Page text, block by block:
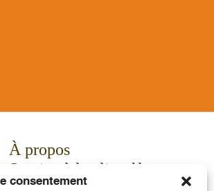
consentement
À propos
Service à la clientèle